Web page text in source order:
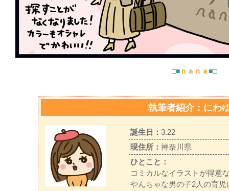
□■ ｎａｎａ■□
執筆者紹介：にわ
誕生日： 3.22
現住所： 神奈川県
ひとこと：
コミカルなイラストが得意
やんちゃな男の子2人の育